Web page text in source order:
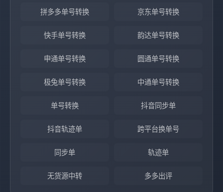
拼多多单号转换 京东单号转换
快手单号转换 韵达单号转换
申通单号转换 圆通单号转换
极兔单号转换 中通单号转换
单号转换 抖音同步单
抖音轨迹单 跨平台换单号
同步单 轨迹单
无货源中转 多多出评